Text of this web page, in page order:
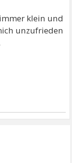
klein und
unzufrieden